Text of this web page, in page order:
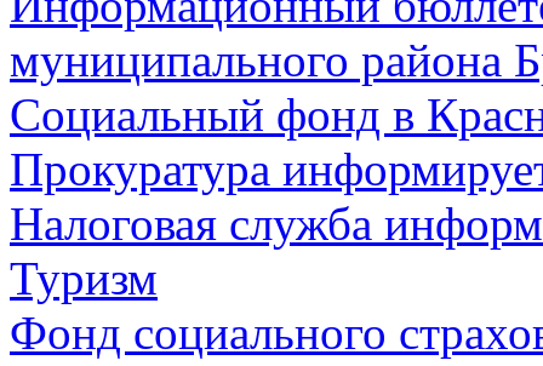
муниципального района
Социальный фонд в
Прокуратура
Налоговая служба
Туризм
Фонд социального